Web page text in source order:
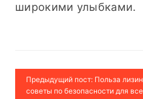
широкими улыбками.
Предыдущий пост: Польза
советы по безопасности для